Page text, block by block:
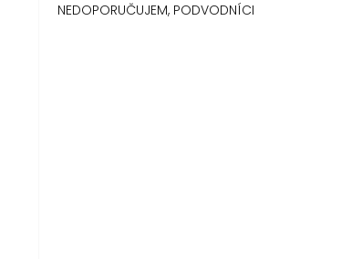
NEDOPORUČUJEM, PODVODNÍCI